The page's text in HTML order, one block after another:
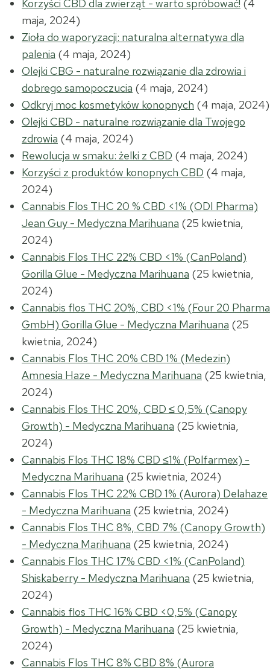
Korzyści CBD dla zwierząt - warto spróbować! (4
maja, 2024)
Zioła do waporyzacji: naturalna alternatywa dla
palenia (4 maja, 2024)
Olejki CBG - naturalne rozwiązanie dla zdrowia i
dobrego samopoczucia (4 maja, 2024)
Odkryj moc kosmetyków konopnych (4 maja, 2024)
Olejki CBD - naturalne rozwiązanie dla Twojego
zdrowia (4 maja, 2024)
Rewolucja w smaku: żelki z CBD (4 maja, 2024)
Korzyści z produktów konopnych CBD (4 maja,
2024)
Cannabis Flos THC 20 % CBD <1% (ODI Pharma)
Jean Guy - Medyczna Marihuana (25 kwietnia,
2024)
Cannabis Flos THC 22% CBD <1% (CanPoland)
Gorilla Glue - Medyczna Marihuana (25 kwietnia,
2024)
Cannabis flos THC 20%, CBD <1% (Four 20 Pharma
GmbH) Gorilla Glue - Medyczna Marihuana (25
kwietnia, 2024)
Cannabis Flos THC 20% CBD 1% (Medezin)
Amnesia Haze - Medyczna Marihuana (25 kwietnia,
2024)
Cannabis Flos THC 20%, CBD ≤ 0,5% (Canopy
Growth) - Medyczna Marihuana (25 kwietnia,
2024)
Cannabis Flos THC 18% CBD ≤1% (Polfarmex) -
Medyczna Marihuana (25 kwietnia, 2024)
Cannabis Flos THC 22% CBD 1% (Aurora) Delahaze
- Medyczna Marihuana (25 kwietnia, 2024)
Cannabis Flos THC 8%, CBD 7% (Canopy Growth)
- Medyczna Marihuana (25 kwietnia, 2024)
Cannabis Flos THC 17% CBD <1% (CanPoland)
Shiskaberry - Medyczna Marihuana (25 kwietnia,
2024)
Cannabis flos THC 16% CBD <0,5% (Canopy
Growth) - Medyczna Marihuana (25 kwietnia,
2024)
Cannabis Flos THC 8% CBD 8% (Aurora